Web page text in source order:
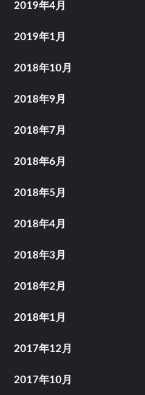
2019年4月
2019年1月
2018年10月
2018年9月
2018年7月
2018年6月
2018年5月
2018年4月
2018年3月
2018年2月
2018年1月
2017年12月
2017年10月